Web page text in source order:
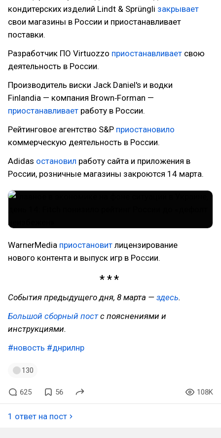
кондитерских изделий Lindt & Sprüngli закрывает
свои магазины в России и приостанавливает
поставки.
Разработчик ПО Virtuozzo приостанавливает свою
деятельность в России.
Производитель виски Jack Daniel's и водки
Finlandia — компания Brown‑Forman —
приостанавливает работу в России.
Рейтинговое агентство S&P приостановило
коммерческую деятельность в России.
Adidas остановил работу сайта и приложения в
России, розничные магазины закроются 14 марта.
WarnerMedia приостановит лицензирование
нового контента и выпуск игр в России.
События предыдущего дня, 8 марта — здесь.
Большой сборный постс пояснениями и
инструкциями.
#новость #днрилнр
130
625 56 108K
1 ответ на пост